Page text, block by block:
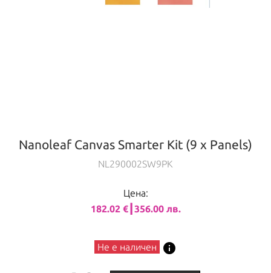
Nanoleaf Canvas Smarter Kit (9 x Panels)
NL290002SW9PK
Цена:
182.02 €┃356.00 лв.
Не е наличен info